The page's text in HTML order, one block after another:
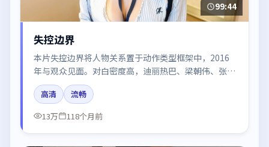
99:44
失控边界
本片失控边界将人物关系置于动作类型框架中，2016
年与观众见面。对白密度高，迪丽热巴、梁朝伟、张
译、刘亦菲的台词节奏值得关注；整体气质偏中国香港
都市与冷色调摄影。
高清
流畅
13万
118个月前